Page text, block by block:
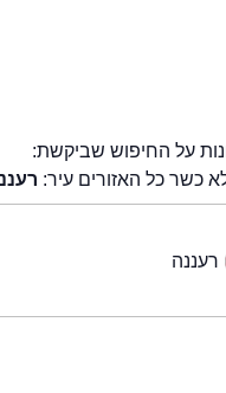
על החיפוש שביקשת:
כשר כל האזורים עיר:
רעננה